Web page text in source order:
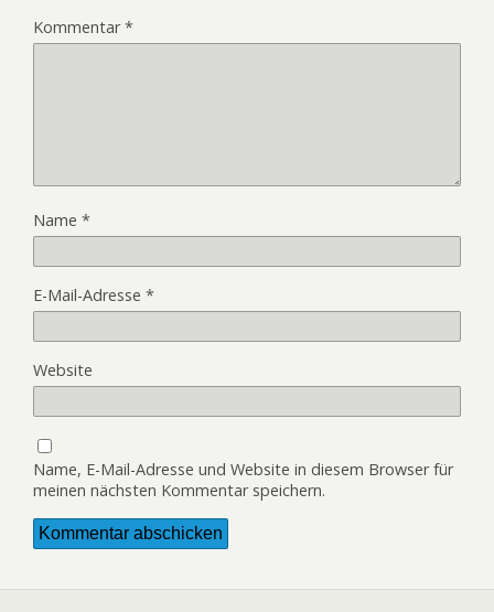
Kommentar*
Name *
E-Mail-Adresse *
Website
Name, E-Mail-Adresse und Website in diesem Browser für
meinen nächsten Kommentar speichern.